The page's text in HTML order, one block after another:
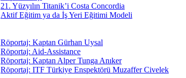
21. Yüzyılın Titanik’i Costa Concordia
Aktif Eğitim ya da İş Yeri Eğitimi Modeli
Röportaj: Kaptan Gürhan Uysal
Röportaj: Aid-Assistance
Röportaj: Kaptan Alper Tunga Anıker
Röportaj: ITF Türkiye Enspektörü Muzaffer Civelek